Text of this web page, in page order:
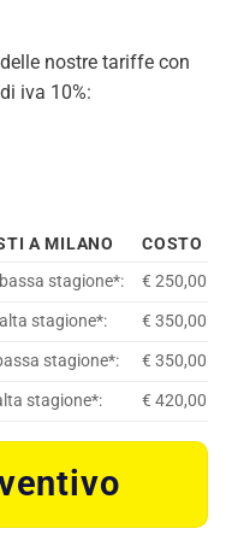
nostre tariffe con
iva 10%:
A MILANO
COSTO
stagione*:
€ 250,00
stagione*:
€ 350,00
stagione*:
€ 350,00
stagione*:
€ 420,00